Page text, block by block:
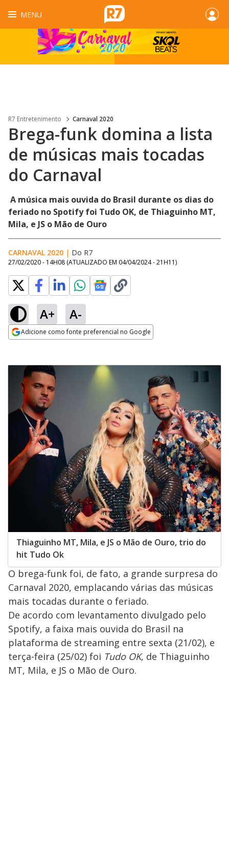
MENU
R7 Entretenimento Carnaval 2020
Brega-funk domina a lista
de músicas mais tocadas
do Carnaval
A música mais ouvida do Brasil durante os dias do
feriado no Spotify foi Tudo OK, de Thiaguinho MT,
Mila, e JS o Mão de Ouro
CARNAVAL 2020 | Do R7
27/02/2020 - 14H08 (ATUALIZADO EM 04/04/2024 - 21H11)
A+ A-
Adicione como fonte preferencial no Google
Thiaguinho MT, Mila, e JS o Mão de Ouro, trio do
hit Tudo Ok
O brega-funk foi, de fato, a grande surpresa do
Carnaval 2020, emplacando várias das músicas
mais tocadas durante o feriado.
De acordo com levantamento divulgado pelo
Spotify, a faixa mais ouvida do Brasil na
plataforma de streaming entre sexta (21/02), e
terça-feira (25/02) foi Tudo OK, de Thiaguinho
MT, Mila, e JS o Mão de Ouro.